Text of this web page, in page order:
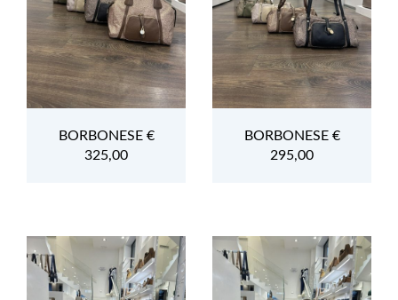
BORBONESE €
325,00
BORBONESE €
295,00